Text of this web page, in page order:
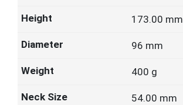
173.00 mm
96 mm
400 g
54.00 mm